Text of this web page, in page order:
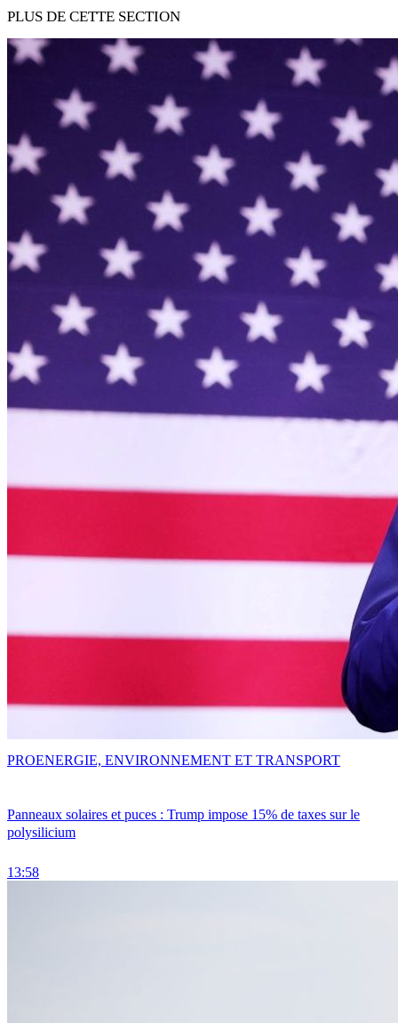
PLUS DE CETTE SECTION
Panneaux solaires et puces : Trump impose 15% de taxes sur le
polysilicium
13:58
PROENERGIE, ENVIRONNEMENT ET TRANSPORT